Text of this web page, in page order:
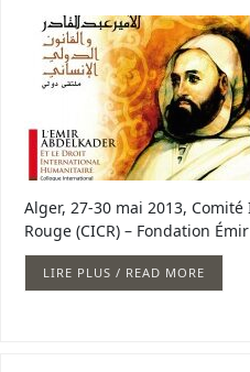
Alger, 27-30 mai 2013,
Rouge (CICR) – Fondation
LIRE PLUS / READ MORE